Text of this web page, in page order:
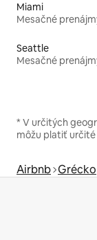
Miami
Mesačné
Seattle
Mesačné
* V určitých
môžu platiť určité
Airbnb Grécko